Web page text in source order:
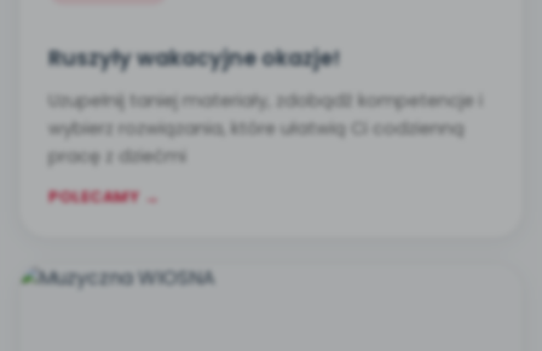
Ruszyły wakacyjne okazje!
Uzupełnij taniej materiały, zdobądź kompetencje i
wybierz rozwiązania, które ułatwią Ci codzienną
pracę z dziećmi
POLECAMY →